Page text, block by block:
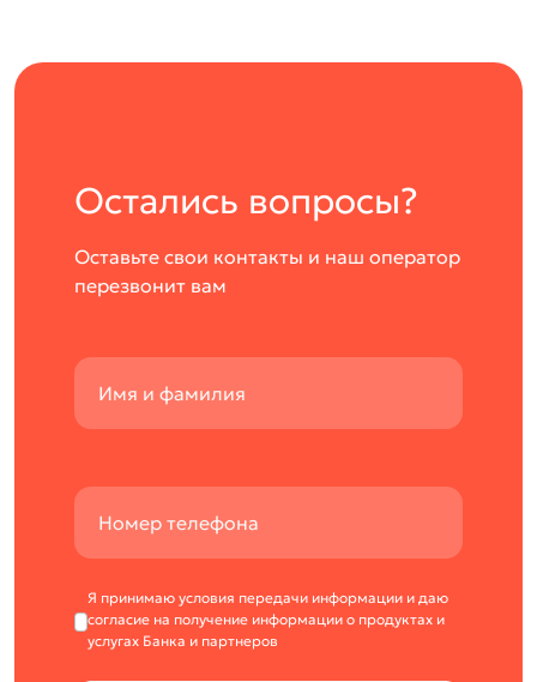
Остались вопросы?
Оставьте свои контакты и наш оператор
перезвонит вам
Я принимаю условия передачи информации и даю
согласие на получение информации о продуктах и
услугах Банка и партнеров